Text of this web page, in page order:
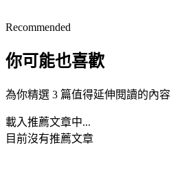
Recommended
你可能也喜歡
為你精選 3 篇值得延伸閱讀的內容
載入推薦文章中...
目前沒有推薦文章